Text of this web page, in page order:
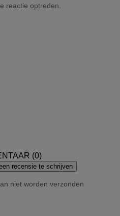
reactie optreden.
(0)
recensie te schrijven
niet worden verzonden